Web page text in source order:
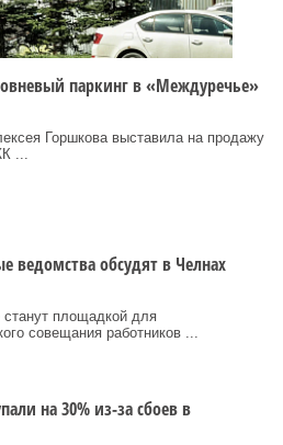
паркинг в «Междуречье»
Горшкова выставила на продажу
...
обсудят в Челнах
площадкой для
совещания работников ...
на 30% из-за сбоев в